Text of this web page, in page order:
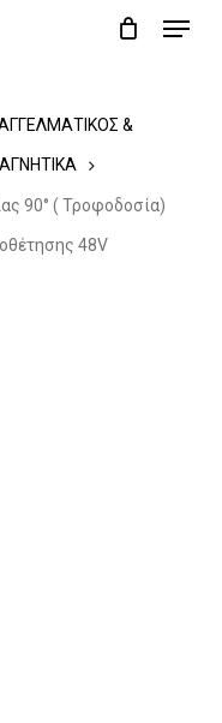
Menu
&
90° ( Τροφοδοσία)
48V